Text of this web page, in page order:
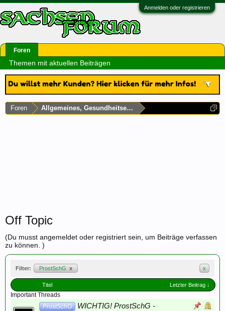
Anmelden oder registrieren
Foren Allgemeines, Gesundheitsecke & Umfragen
Off Topic
(Du musst angemeldet oder registriert sein, um Beiträge verfassen
zu können. )
Filter: ProstSchG x x
Titel Letzter Beitrag ↓
Important Threads
ProstSchG
WICHTIG! ProstSchG -
Foren
Themen mit aktuellen Beiträgen